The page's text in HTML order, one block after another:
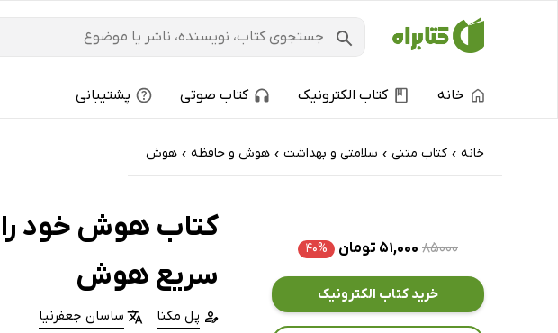
خانه کتاب الکترونیک کتاب صوتی پشتیبانی
خانه › کتاب‌ متنی › سلامتی و بهداشت › هوش و حافظه › هوش
۸۵۰۰۰ ۵۱,۰۰۰ تومان ۴۰%
خرید کتاب الکترونیک
سریع هوش
پل مکنا ساسان جعفرنیا